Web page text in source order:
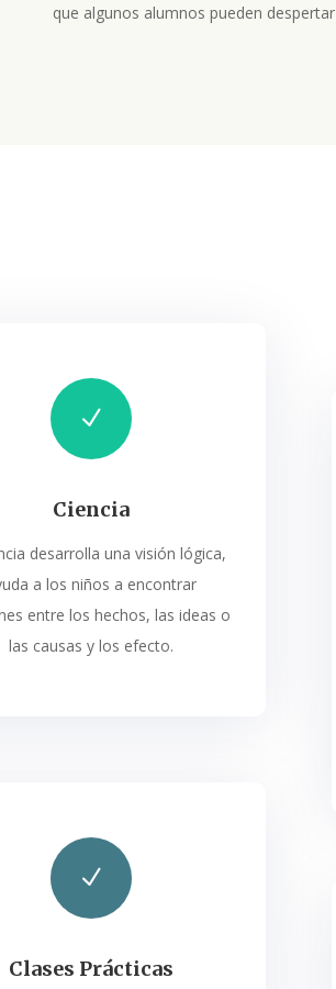
que algunos alumnos pueden
N
Ciencia
desarrolla una visión lógica,
a los niños a encontrar
entre los hechos, las ideas o
las causas y los efecto.
N
Clases Prácticas